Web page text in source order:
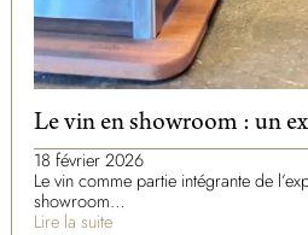
Le vin en showroom : un
18 février 2026
Le vin comme partie intégrante de
showroom…
Lire la suite